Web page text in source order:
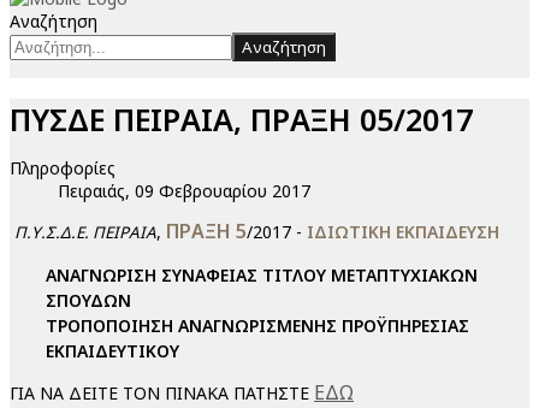
Αναζήτηση
Αναζήτηση
ΠΥΣΔΕ ΠΕΙΡΑΙΑ, ΠΡΑΞΗ 05/2017
Πληροφορίες
Πειραιάς, 09 Φεβρουαρίου 2017
Π.Υ.Σ.Δ.Ε. ΠΕΙΡΑΙΑ, ΠΡΑΞΗ 5/2017 - ΙΔΙΩΤΙΚΗ ΕΚΠΑΙΔΕΥΣΗ
ΑΝΑΓΝΩΡΙΣΗ ΣΥΝΑΦΕΙΑΣ ΤΙΤΛΟΥ ΜΕΤΑΠΤΥΧΙΑΚΩΝ
ΣΠΟΥΔΩΝ
ΤΡΟΠΟΠΟΙΗΣΗ ΑΝΑΓΝΩΡΙΣΜΕΝΗΣ ΠΡΟΫΠΗΡΕΣΙΑΣ
ΕΚΠΑΙΔΕΥΤΙΚΟΥ
ΓΙΑ ΝΑ ΔΕΙΤΕ ΤΟΝ ΠΙΝΑΚΑ ΠΑΤΗΣΤΕ ΕΔΩ